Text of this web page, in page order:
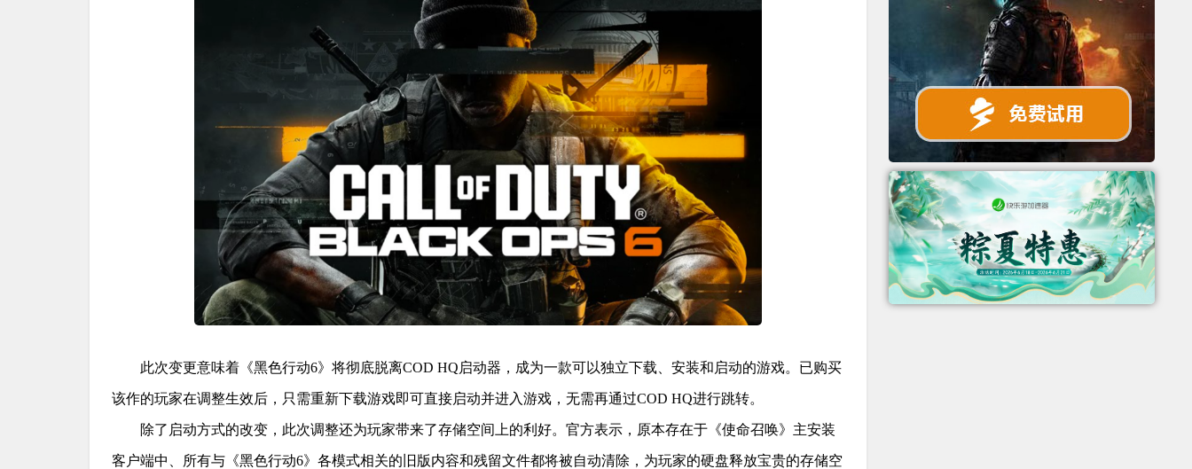
此次变更意味着《黑色行动6》将彻底脱离COD HQ启动器，成为一款可以独立下载、安装和启动的游戏。已购买
该作的玩家在调整生效后，只需重新下载游戏即可直接启动并进入游戏，无需再通过COD HQ进行跳转。
除了启动方式的改变，此次调整还为玩家带来了存储空间上的利好。官方表示，原本存在于《使命召唤》主安装
客户端中、所有与《黑色行动6》各模式相关的旧版内容和残留文件都将被自动清除，为玩家的硬盘释放宝贵的存储空